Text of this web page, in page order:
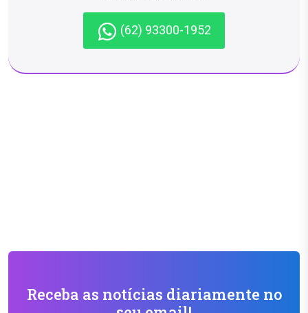
(62) 93300-1952
Receba as notícias diariamente no